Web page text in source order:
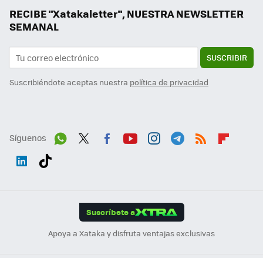
RECIBE "Xatakaletter", NUESTRA NEWSLETTER
SEMANAL
SUSCRIBIR
Suscribiéndote aceptas nuestra política de privacidad
Síguenos
Suscríbete a
Apoya a Xataka y disfruta ventajas exclusivas